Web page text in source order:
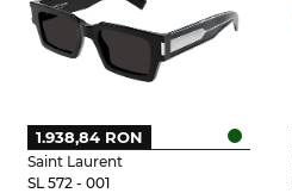
Saint Laurent
SL 572 - 001
1.938,84 RON